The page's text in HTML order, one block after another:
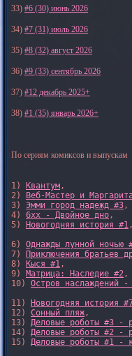
33) #6 (30) июнь 2026
34) #7 (31) июль 2026
35) #8 (32) август 2026
36) #9 (33) сентябрь 2026
37) #12 декабрь 2025+
38) #1 (35) январь 2026+
По сериям комиксов и выпускам
1) Квантум,
2)
Веб-Мастер и
3) Эмми город надежд #3,
4) 6xx - Двойное дно,
5)
Новогодняя история #1
6) Однажды лунной ночью
7)
Приключения братьев
8)
Кыся #1,
9) Матрица: Наследие #2,
10) Остров наслаждений
11)
Новогодняя история
12) Сонный пляж,
13) Деловые роботы #3 -
14) Деловые роботы #2 -
15) Деловые роботы #1 -